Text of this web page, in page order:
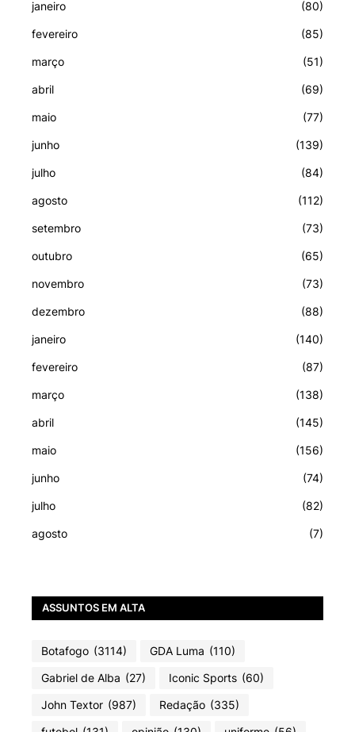
janeiro (80)
fevereiro (85)
março (51)
abril (69)
maio (77)
junho (139)
julho (84)
agosto (112)
setembro (73)
outubro (65)
novembro (73)
dezembro (88)
janeiro (140)
fevereiro (87)
março (138)
abril (145)
maio (156)
junho (74)
julho (82)
agosto (7)
ASSUNTOS EM ALTA
Botafogo (3114) GDA Luma (110)
Gabriel de Alba (27) Iconic Sports (60)
John Textor (987) Redação (335)